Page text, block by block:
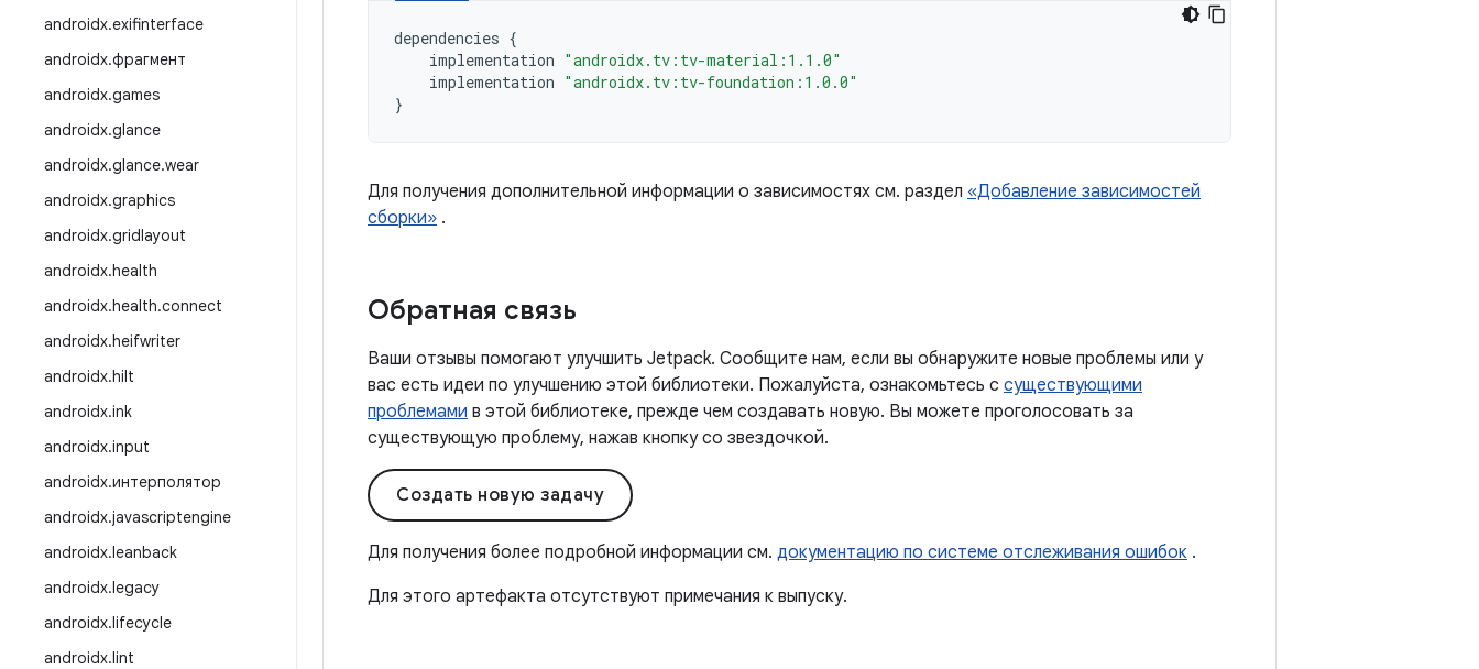
androidx.exifinterface
androidx.фрагмент
androidx.games
androidx.glance
androidx.glance.wear
androidx.graphics
androidx.gridlayout
androidx.health
androidx.health.connect
androidx.heifwriter
androidx.hilt
androidx.ink
androidx.input
androidx.интерполятор
androidx.javascriptengine
androidx.leanback
androidx.legacy
androidx.lifecycle
androidx.lint
dependencies {
implementation "androidx.tv:tv-material:1.1.0"
implementation "androidx.tv:tv-foundation:1.0.0"
}
Для получения дополнительной информации о зависимостях см. раздел «Добавление зависимостей
сборки» .
Обратная связь
Ваши отзывы помогают улучшить Jetpack. Сообщите нам, если вы обнаружите новые проблемы или у
вас есть идеи по улучшению этой библиотеки. Пожалуйста, ознакомьтесь с существующими
проблемами в этой библиотеке, прежде чем создавать новую. Вы можете проголосовать за
существующую проблему, нажав кнопку со звездочкой.
Создать новую задачу
Для получения более подробной информации см. документацию по системе отслеживания ошибок .
Для этого артефакта отсутствуют примечания к выпуску.